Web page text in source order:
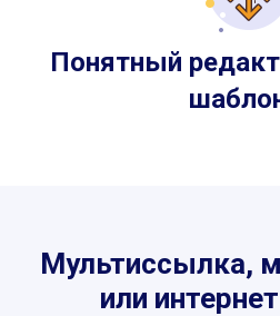
Понятный
Мультиссылка,
или